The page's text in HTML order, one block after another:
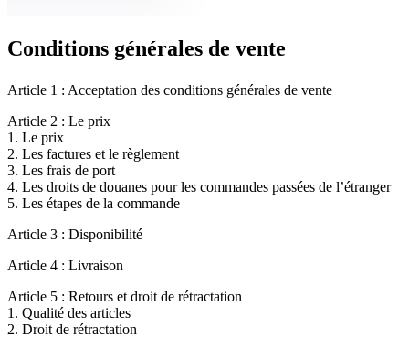
Conditions générales de vente
Article 1 : Acceptation des conditions générales de vente
Article 2 : Le prix
1. Le prix
2. Les factures et le règlement
3. Les frais de port
4. Les droits de douanes pour les commandes passées de l’étranger
5. Les étapes de la commande
Article 3 : Disponibilité
Article 4 : Livraison
Article 5 : Retours et droit de rétractation
1. Qualité des articles
2. Droit de rétractation